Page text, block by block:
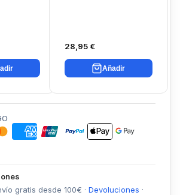
28,95 €
Añadir
gratis desde 100€ · Devoluciones ·